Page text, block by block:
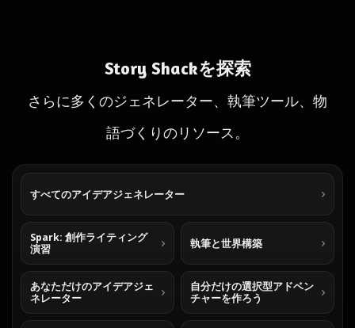
Story Shackを探索
さらに多くのジェネレーター、執筆ツール、物
語づくりのリソース。
すべてのアイデアジェネレーター
Spark: 創作ライティング
演習
執筆と世界構築
あなただけのアイデアジェ
ネレーター
自分だけの選択型アドベン
チャーを作ろう